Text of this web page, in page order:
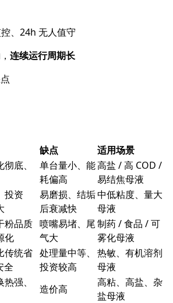
、24h 无人值守
连续运行周期长
缺点
适用场景
底、
单台量小、能
耗偏高
高盐 / 高 COD /
易结焦母液
投资
易磨损、结垢
后衰减快
中低粘度、量大
母液
粉品质
化
喷嘴易堵、尾
气大
制药 / 食品 / 可
雾化母液
传统省
全
处理量中等、
投资较高
热敏、有机溶剂
母液
强、
造价高
高粘、高盐、杂
盐母液